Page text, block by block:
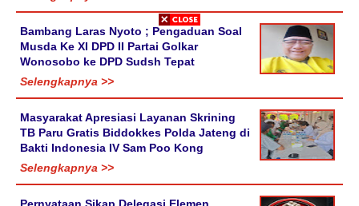
Bambang Laras Nyoto ; Pengaduan Soal
Musda Ke XI DPD II Partai Golkar
Wonosobo ke DPD Sudsh Tepat
Selengkapnya >>
Masyarakat Apresiasi Layanan Skrining
TB Paru Gratis Biddokkes Polda Jateng di
Bakti Indonesia IV Sam Poo Kong
Selengkapnya >>